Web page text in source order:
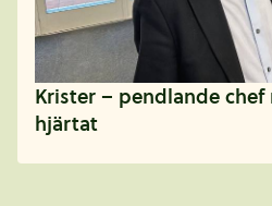
Krister – pendlande
hjärtat